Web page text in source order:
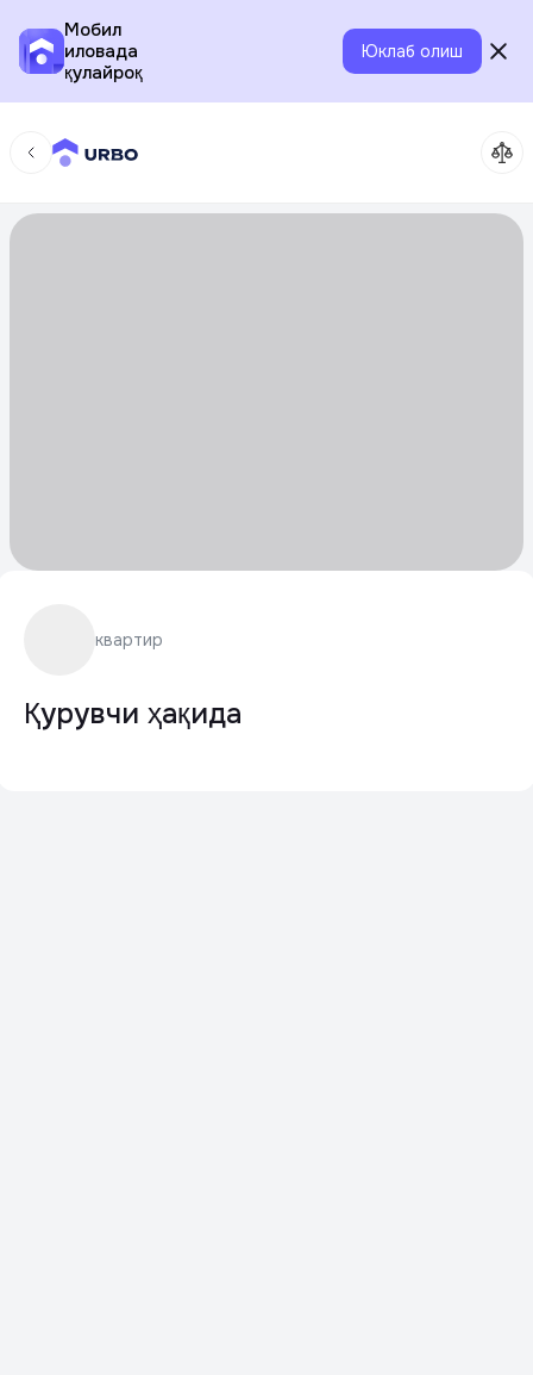
Мобил
иловада
қулайроқ
Юклаб олиш
квартир
Қурувчи ҳақида